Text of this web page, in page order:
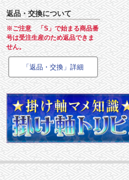
返品・交換について
※ご注意 「S」で始まる商品番
号は受注生産のため返品できま
せん。
「返品・交換」詳細